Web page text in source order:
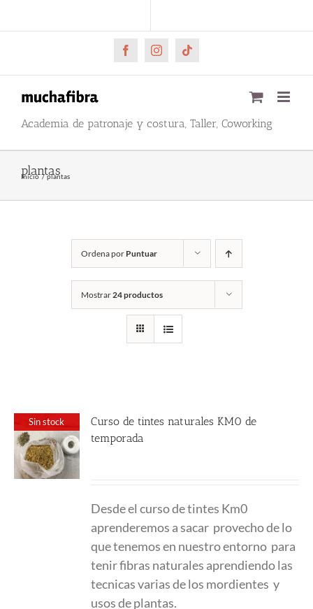
al
FacebookInstagramTiktok
Academia de patronaje y costura, Taller, Coworking
plantas
Inicio plantas
Ordena por Puntuar
Mostrar24 productos
Sin stock
Curso de tintes naturales KM0 de
temporada
Desde el curso de tintes Km0
aprenderemos a sacar provecho de lo
que tenemos en nuestro entorno para
tenir fibras naturales aprendiendo las
tecnicas varias de los mordientes y
usos de plantas.